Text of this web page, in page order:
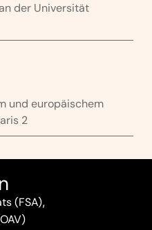
der Universität
und europäischem
2
(FSA),